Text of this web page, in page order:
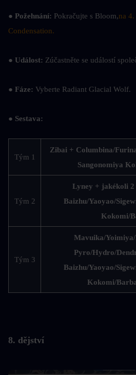
● Požehnání: Pokračujte s Bloom,na
Condensation.
● Událost: Zúčastněte se událostí
● Fáze: Vyberte Radiant Glacial Wolf.
● Sestava:
Tým 1
Zibai + Columbina/
Sangonomiya
Tým 2
Lyney + jakékoli
Baizhu/Yaoyao/
Kokomi/
Tým 3
Mavuika/
Pyro/Hydro/
Baizhu/Yaoyao/
Kokomi/
8. dějství